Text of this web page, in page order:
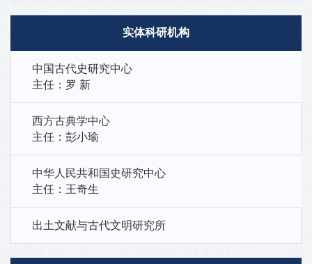
实体科研机构
中国古代史研究中心
主任：罗 新
西方古典学中心
主任：彭小瑜
中华人民共和国史研究中心
主任：王奇生
出土文献与古代文明研究所